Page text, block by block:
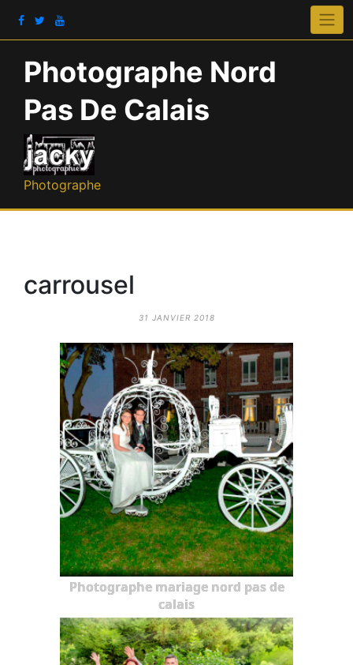
Photographe Nord
Pas De Calais
Photographe
carrousel
31 JANVIER 2018
Photographe mariage nord pas de
calais